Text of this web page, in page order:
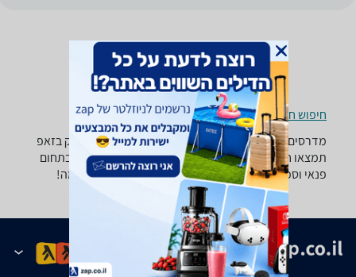
חיפוש חנויות מדרסים לפי עיר
מדרסים ‏50 - 100 ‏₪ -נמצאו 0 מוצרים. מחפש מדרס? רק בזאפ
תמצאו חוות דעת, השוואת מחירים ביותר מאלף חנויות בתחום
פנאי וספורט וכל המידע הנחוץ עבור קבלת החלטה חכמה!